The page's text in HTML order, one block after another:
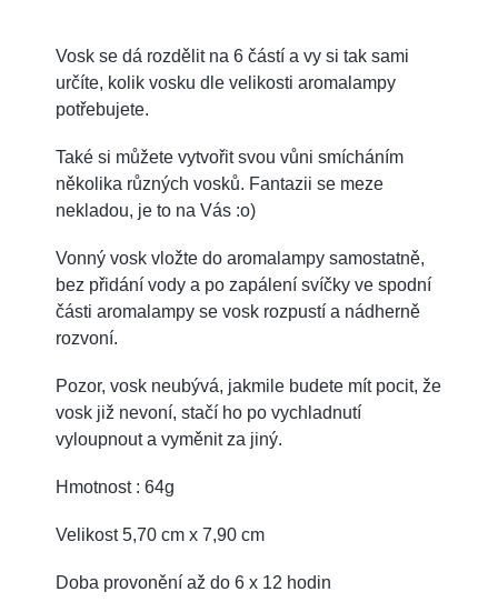
Vosk se dá rozdělit na 6 částí a vy si tak sami
určíte, kolik vosku dle velikosti aromalampy
potřebujete.
Také si můžete vytvořit svou vůni smícháním
několika různých vosků. Fantazii se meze
nekladou, je to na Vás :o)
Vonný vosk vložte do aromalampy samostatně,
bez přidání vody a po zapálení svíčky ve spodní
části aromalampy se vosk rozpustí a nádherně
rozvoní.
Pozor, vosk neubývá, jakmile budete mít pocit, že
vosk již nevoní, stačí ho po vychladnutí
vyloupnout a vyměnit za jiný.
Hmotnost : 64g
Velikost 5,70 cm x 7,90 cm
Doba provonění až do 6 x 12 hodin